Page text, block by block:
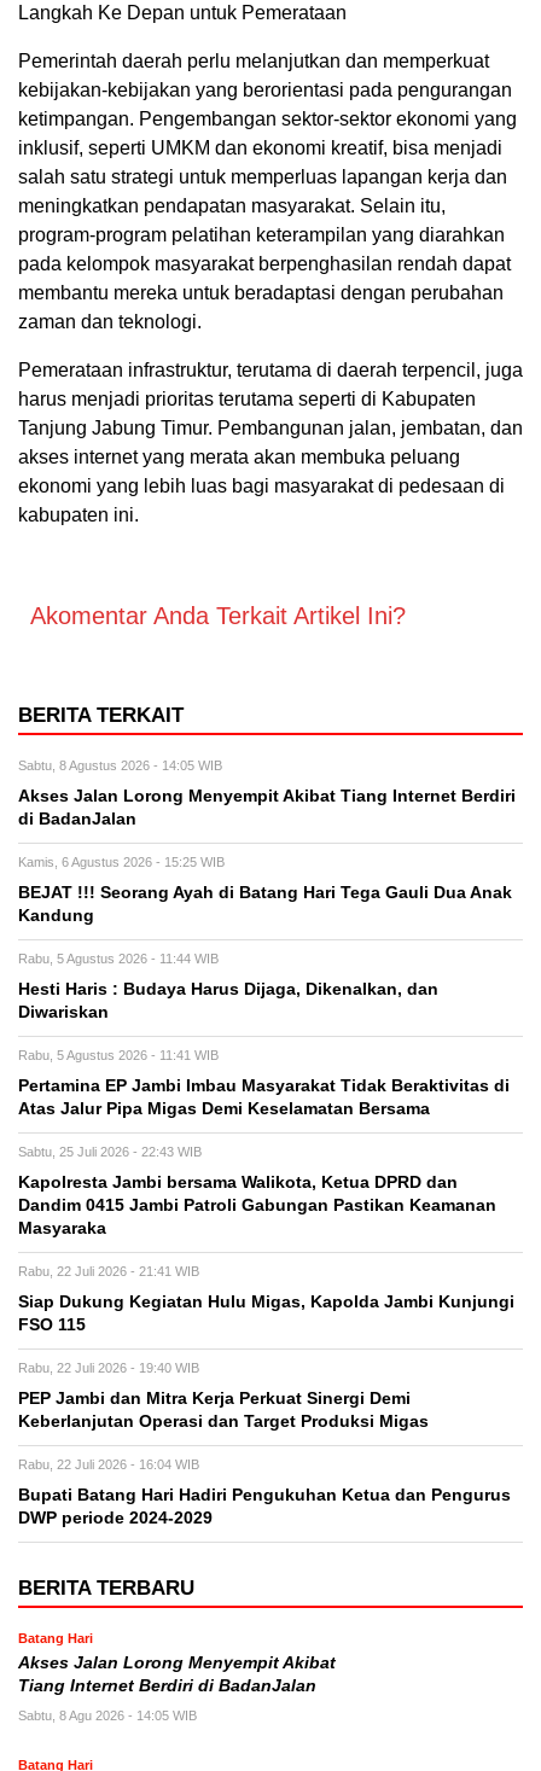
Langkah Ke Depan untuk Pemerataan
Pemerintah daerah perlu melanjutkan dan memperkuat
kebijakan-kebijakan yang berorientasi pada pengurangan
ketimpangan. Pengembangan sektor-sektor ekonomi yang
inklusif, seperti UMKM dan ekonomi kreatif, bisa menjadi
salah satu strategi untuk memperluas lapangan kerja dan
meningkatkan pendapatan masyarakat. Selain itu,
program-program pelatihan keterampilan yang diarahkan
pada kelompok masyarakat berpenghasilan rendah dapat
membantu mereka untuk beradaptasi dengan perubahan
zaman dan teknologi.
Pemerataan infrastruktur, terutama di daerah terpencil, juga
harus menjadi prioritas terutama seperti di Kabupaten
Tanjung Jabung Timur. Pembangunan jalan, jembatan, dan
akses internet yang merata akan membuka peluang
ekonomi yang lebih luas bagi masyarakat di pedesaan di
kabupaten ini.
Akomentar Anda Terkait Artikel Ini?
BERITA TERKAIT
Sabtu, 8 Agustus 2026 - 14:05 WIB
Akses Jalan Lorong Menyempit Akibat Tiang Internet Berdiri
di BadanJalan
Kamis, 6 Agustus 2026 - 15:25 WIB
BEJAT !!! Seorang Ayah di Batang Hari Tega Gauli Dua Anak
Kandung
Rabu, 5 Agustus 2026 - 11:44 WIB
Hesti Haris : Budaya Harus Dijaga, Dikenalkan, dan
Diwariskan
Rabu, 5 Agustus 2026 - 11:41 WIB
Pertamina EP Jambi Imbau Masyarakat Tidak Beraktivitas di
Atas Jalur Pipa Migas Demi Keselamatan Bersama
Sabtu, 25 Juli 2026 - 22:43 WIB
Kapolresta Jambi bersama Walikota, Ketua DPRD dan
Dandim 0415 Jambi Patroli Gabungan Pastikan Keamanan
Masyaraka
Rabu, 22 Juli 2026 - 21:41 WIB
Siap Dukung Kegiatan Hulu Migas, Kapolda Jambi Kunjungi
FSO 115
Rabu, 22 Juli 2026 - 19:40 WIB
PEP Jambi dan Mitra Kerja Perkuat Sinergi Demi
Keberlanjutan Operasi dan Target Produksi Migas
Rabu, 22 Juli 2026 - 16:04 WIB
Bupati Batang Hari Hadiri Pengukuhan Ketua dan Pengurus
DWP periode 2024-2029
BERITA TERBARU
Batang Hari
Akses Jalan Lorong Menyempit Akibat
Tiang Internet Berdiri di BadanJalan
Sabtu, 8 Agu 2026 - 14:05 WIB
Batang Hari